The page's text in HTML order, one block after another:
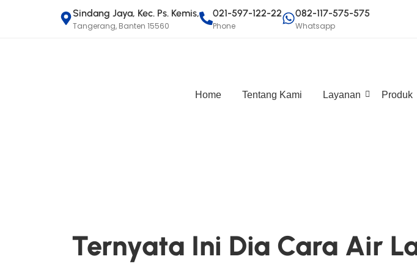
Sindang Jaya, Kec. Ps. Kemis,
Tangerang, Banten 15560
021-597-122-22
Phone
082-117-575-575
Whatsapp
Home Tentang Kami Layanan Produk
Ternyata Ini Dia Cara Air